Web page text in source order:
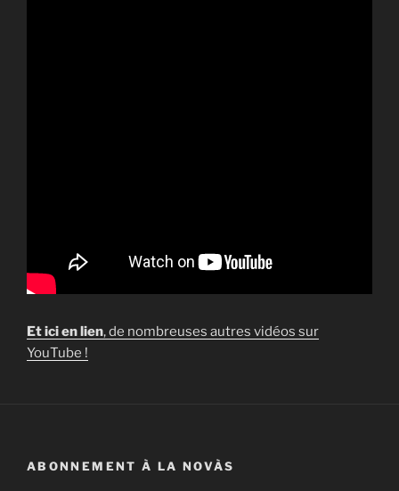
Et ici en lien, de nombreuses autres vidéos sur
YouTube !
ABONNEMENT À LA NOVÀS